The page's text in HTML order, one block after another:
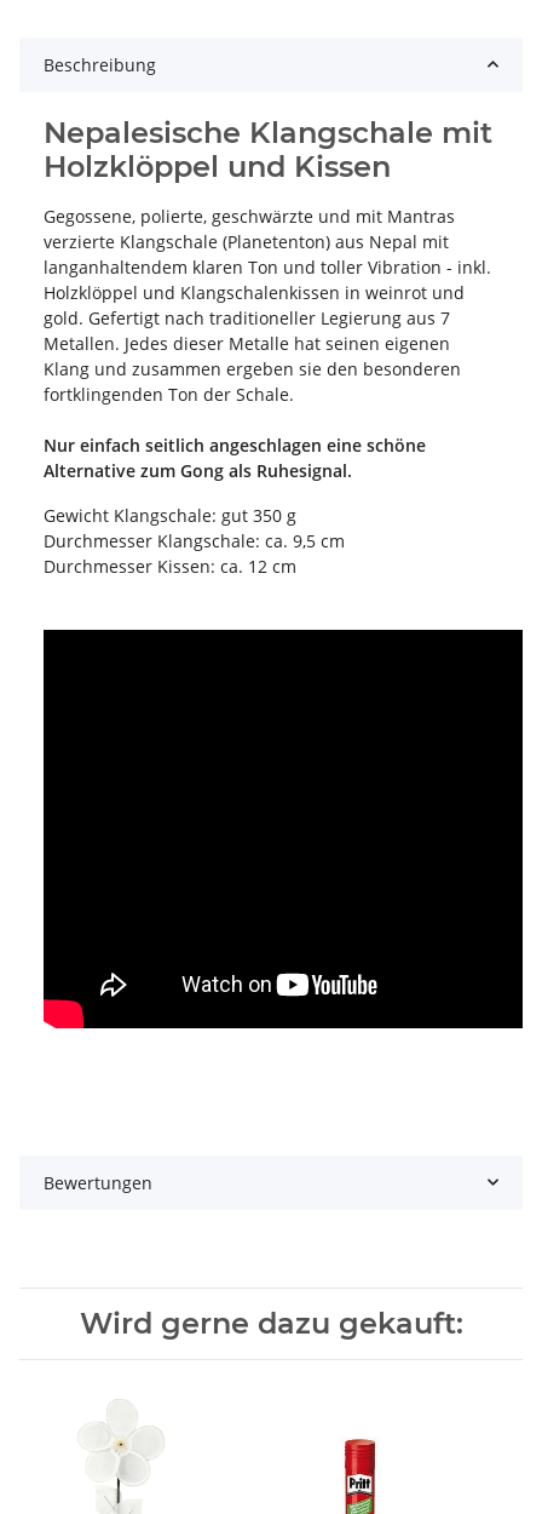
Beschreibung
Nepalesische Klangschale mit
Holzklöppel und Kissen
Gegossene, polierte, geschwärzte und mit Mantras
verzierte Klangschale (Planetenton) aus Nepal mit
langanhaltendem klaren Ton und toller Vibration - inkl.
Holzklöppel und Klangschalenkissen in weinrot und
gold. Gefertigt nach traditioneller Legierung aus 7
Metallen. Jedes dieser Metalle hat seinen eigenen
Klang und zusammen ergeben sie den besonderen
fortklingenden Ton der Schale.
Nur einfach seitlich angeschlagen eine schöne
Alternative zum Gong als Ruhesignal.
Gewicht Klangschale: gut 350 g
Durchmesser Klangschale: ca. 9,5 cm
Durchmesser Kissen: ca. 12 cm
Bewertungen
Wird gerne dazu gekauft: